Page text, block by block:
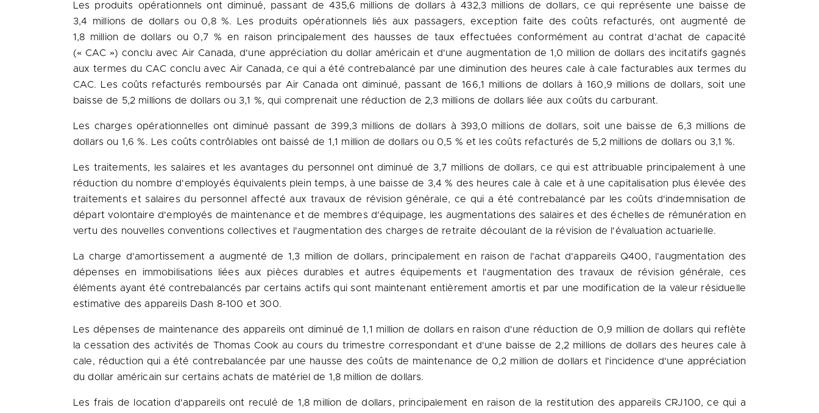
Les produits opérationnels ont diminué, passant de 435,6 millions de dollars à 432,3 millions de dollars, ce qui représente une baisse de
3,4 millions de dollars ou 0,8 %. Les produits opérationnels liés aux passagers, exception faite des coûts refacturés, ont augmenté de
1,8 million de dollars ou 0,7 % en raison principalement des hausses de taux effectuées conformément au contrat d'achat de capacité
(« CAC ») conclu avec Air Canada, d'une appréciation du dollar américain et d'une augmentation de 1,0 million de dollars des incitatifs gagnés
aux termes du CAC conclu avec Air Canada, ce qui a été contrebalancé par une diminution des heures cale à cale facturables aux termes du
CAC. Les coûts refacturés remboursés par Air Canada ont diminué, passant de 166,1 millions de dollars à 160,9 millions de dollars, soit une
baisse de 5,2 millions de dollars ou 3,1 %, qui comprenait une réduction de 2,3 millions de dollars liée aux coûts du carburant.
Les charges opérationnelles ont diminué passant de 399,3 millions de dollars à 393,0 millions de dollars, soit une baisse de 6,3 millions de
dollars ou 1,6 %. Les coûts contrôlables ont baissé de 1,1 million de dollars ou 0,5 % et les coûts refacturés de 5,2 millions de dollars ou 3,1 %.
Les traitements, les salaires et les avantages du personnel ont diminué de 3,7 millions de dollars, ce qui est attribuable principalement à une
réduction du nombre d'employés équivalents plein temps, à une baisse de 3,4 % des heures cale à cale et à une capitalisation plus élevée des
traitements et salaires du personnel affecté aux travaux de révision générale, ce qui a été contrebalancé par les coûts d'indemnisation de
départ volontaire d'employés de maintenance et de membres d'équipage, les augmentations des salaires et des échelles de rémunération en
vertu des nouvelles conventions collectives et l'augmentation des charges de retraite découlant de la révision de l'évaluation actuarielle.
La charge d'amortissement a augmenté de 1,3 million de dollars, principalement en raison de l'achat d'appareils Q400, l'augmentation des
dépenses en immobilisations liées aux pièces durables et autres équipements et l'augmentation des travaux de révision générale, ces
éléments ayant été contrebalancés par certains actifs qui sont maintenant entièrement amortis et par une modification de la valeur résiduelle
estimative des appareils Dash 8-100 et 300.
Les dépenses de maintenance des appareils ont diminué de 1,1 million de dollars en raison d'une réduction de 0,9 million de dollars qui reflète
la cessation des activités de Thomas Cook au cours du trimestre correspondant et d'une baisse de 2,2 millions de dollars des heures cale à
cale, réduction qui a été contrebalancée par une hausse des coûts de maintenance de 0,2 million de dollars et l'incidence d'une appréciation
du dollar américain sur certains achats de matériel de 1,8 million de dollars.
Les frais de location d'appareils ont reculé de 1,8 million de dollars, principalement en raison de la restitution des appareils CRJ100, ce qui a